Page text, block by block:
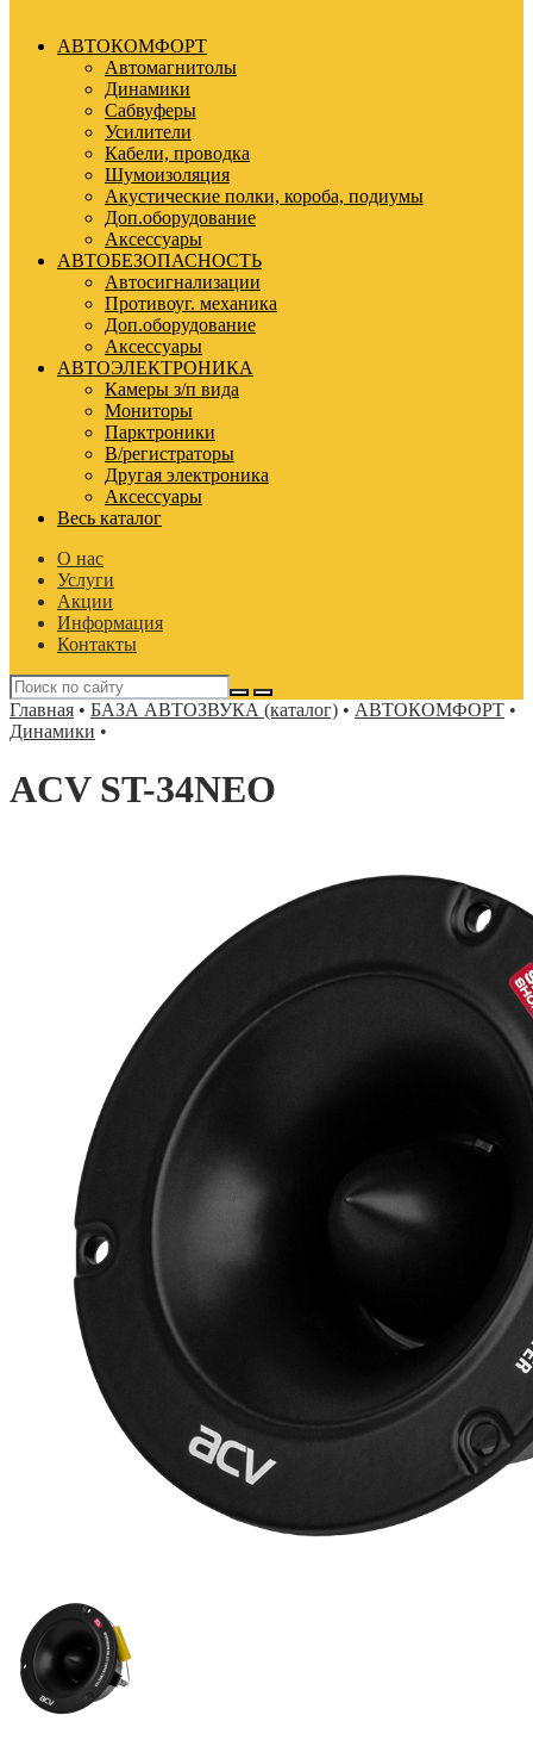
АВТОКОМФОРТ
Автомагнитолы
Динамики
Сабвуферы
Усилители
Кабели, проводка
Шумоизоляция
Акустические полки, короба, подиумы
Доп.оборудование
Аксессуары
АВТОБЕЗОПАСНОСТЬ
Автосигнализации
Противоуг. механика
Доп.оборудование
Аксессуары
АВТОЭЛЕКТРОНИКА
Камеры з/п вида
Мониторы
Парктроники
В/регистраторы
Другая электроника
Аксессуары
Весь каталог
О нас
Услуги
Акции
Информация
Контакты
Главная • БАЗА АВТОЗВУКА (каталог) • АВТОКОМФОРТ •
Динамики •
ACV ST-34NEO